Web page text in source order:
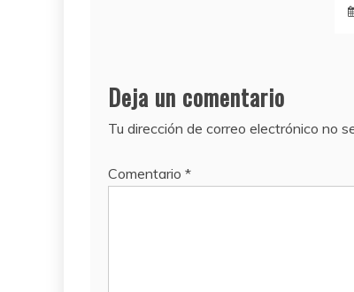
Deja un comentario
Tu dirección de correo electrónico no
Comentario *